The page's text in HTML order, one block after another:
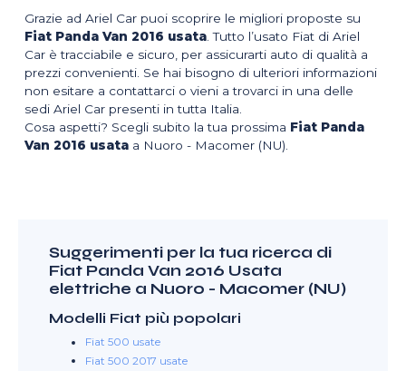
Grazie ad Ariel Car puoi scoprire le migliori proposte su
Fiat Panda Van 2016 usata . Tutto l’usato Fiat di Ariel
Car è tracciabile e sicuro, per assicurarti auto di qualità a
prezzi convenienti. Se hai bisogno di ulteriori informazioni
non esitare a contattarci o vieni a trovarci in una delle
sedi Ariel Car presenti in tutta Italia.
Cosa aspetti? Scegli subito la tua prossima Fiat Panda
Van 2016 usata a Nuoro - Macomer (NU).
Suggerimenti per la tua ricerca di
Fiat Panda Van 2016 Usata
elettriche a Nuoro - Macomer (NU)
Modelli Fiat più popolari
Fiat 500 usate
Fiat 500 2017 usate